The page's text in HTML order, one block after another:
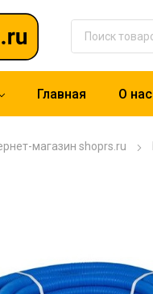
Главная О нас
магазин shoprs.ru